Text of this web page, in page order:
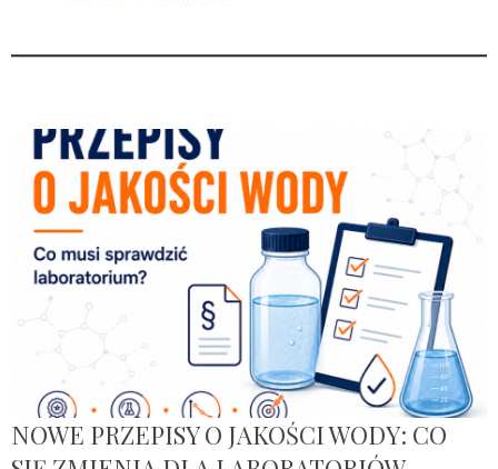
NOWE PRZEPISY O JAKOŚCI WODY: CO